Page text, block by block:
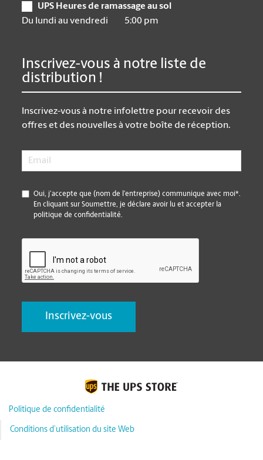
UPS Heures de ramassage au sol
Du lundi au vendredi
5:00 pm
Inscrivez-vous à notre liste de
distribution !
Inscrivez-vous à notre infolettre pour recevoir des
offres et des nouvelles à votre boîte de réception.
Email
*
Oui, j’accepte que (nom de l’entreprise) communique avec moi*.
En cliquant sur Soumettre, je déclare avoir lu et accepter la
politique de confidentialité.
Politique de confidentialité
Conditions d’utilisation du site Web